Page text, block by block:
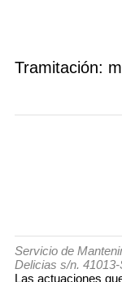
Tramitación:
Servicio de
Delicias s/n.
Las actuaciones